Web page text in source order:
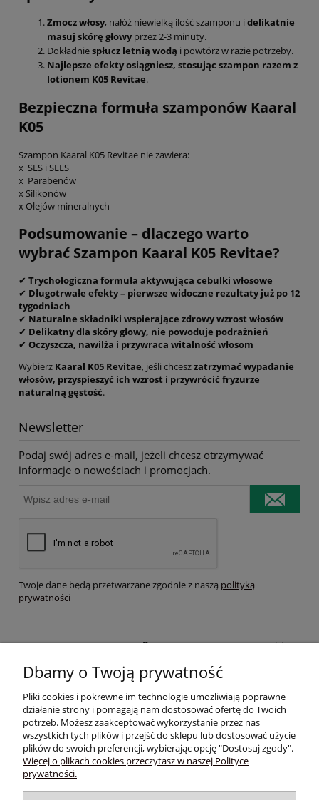
Zmocz włosy, nałóż niewielką ilość szamponu i delikatnie
masuj skórę głowyprzez 2-3 minuty.
Dokładniespłucz letnią wodą i powtórz w razie potrzeby.
Najlepsze efekty osiągniesz, stosując szampon razem z
lotionem K05 Revitae.
Bezpieczna formuła szamponów Kaaral
K05
Szampon Kaaral K05 Revitae nie zawiera:
x SLS i SLES
x Parabenów
x Silikonów
x Olejów mineralnych
Podsumowanie – dlaczego warto
wybrać Szampon Kaaral K05 Revitae?
✔ Trychologiczna formuła aktywująca cebulki włosowe
✔ Długotrwałe efekty – pierwsze widoczne rezultaty już po 12
tygodniach
✔ Naturalne składniki wspierające zdrowy wzrost włosów
✔ Delikatny dla skóry głowy, nie powoduje podrażnień
✔ Oczyszcza, nawilża i przywraca witalność włosom
Wybierz Kaaral K05 Revitae, jeśli chceszzatrzymać wypadanie
włosów, przyspieszyć ich wzrost i przywrócić fryzurze
naturalną gęstość.
Newsletter
Podaj swój adres e-mail, jeżeli chcesz otrzymywać
informacje o nowościach i promocjach.
Twoje dane będą przetwarzane zgodnie z naszą polityką
prywatności
Pomoc
Moje konto
Płatności i dostawa
Informacje
Dbamy o Twoją prywatność
Pliki cookies i pokrewne im technologie umożliwiają poprawne
działanie strony i pomagają nam dostosować ofertę do Twoich
potrzeb. Możesz zaakceptować wykorzystanie przez nas
wszystkich tych plików i przejść do sklepu lub dostosować użycie
plików do swoich preferencji, wybierając opcję "Dostosuj zgody".
Więcej o plikach cookies przeczytasz w naszej Polityce
prywatności.